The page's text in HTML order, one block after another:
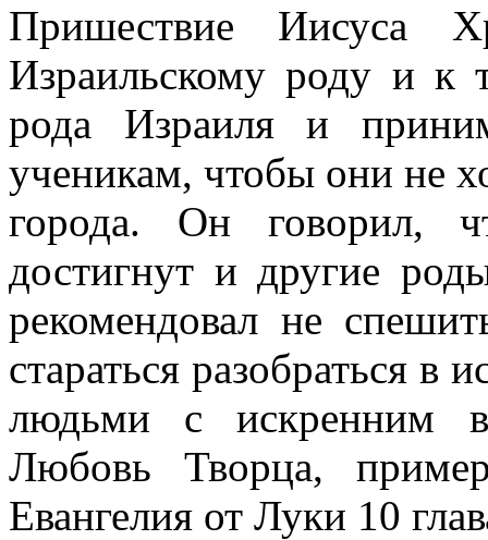
Пришествие Иисуса
Израильскому роду и к
рода Израиля и
ученикам, чтобы они не
города. Он говорил,
достигнут и другие
рекомендовал не
стараться разобраться
людьми с искренним
Любовь Творца,
Евангелия от Луки 10